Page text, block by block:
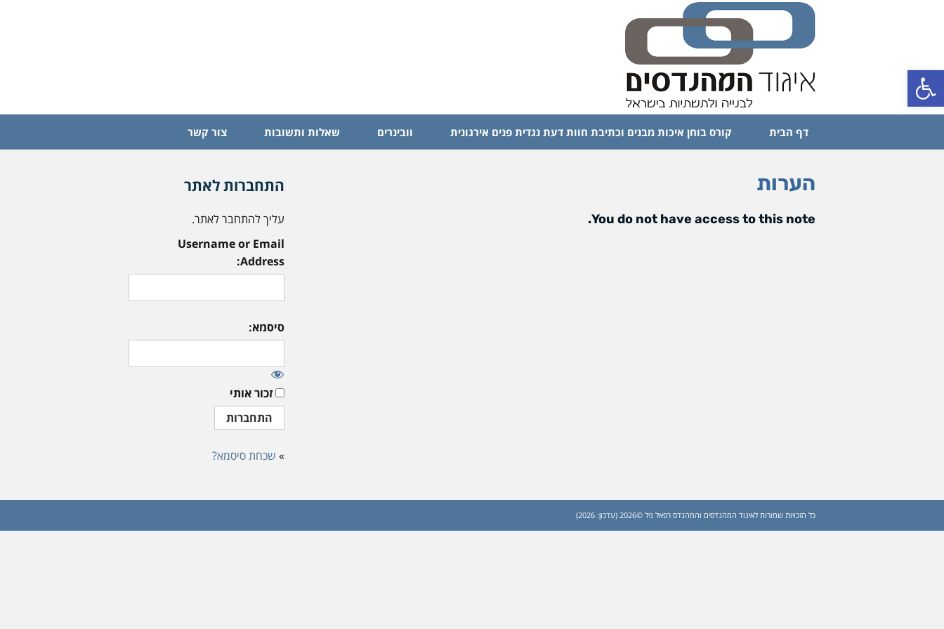
פתח סרגל נגישות
דף הבית קורס בוחן איכות מבנים וכתיבת חוות דעת נגדית פנים אירגונית וובינרים שאלות ותשובות צור קשר
הערות
You do not have access to this note.
התחברות לאתר
עליך להתחבר לאתר.
Username or Email
Address:
סיסמא:
זכור אותי
» שכחת סיסמא?
כל הזכויות שמורות לאיגוד המהנדסים והמהנדס רפאל גיל ©2026 (עדכון: 2026)